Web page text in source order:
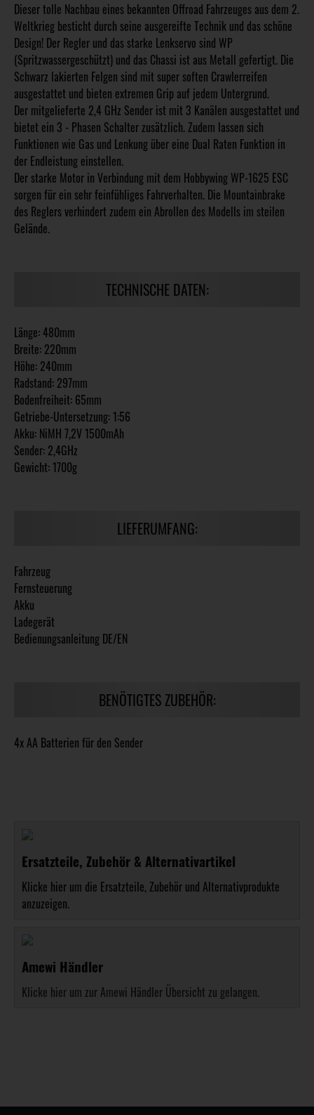
Dieser tolle Nachbau eines bekannten Offroad Fahrzeuges aus dem 2.
Weltkrieg besticht durch seine ausgereifte Technik und das schöne
Design! Der Regler und das starke Lenkservo sind WP
(Spritzwassergeschützt) und das Chassi ist aus Metall gefertigt. Die
Schwarz lakierten Felgen sind mit super soften Crawlerreifen
ausgestattet und bieten extremen Grip auf jedem Untergrund.
Der mitgelieferte 2,4 GHz Sender ist mit 3 Kanälen ausgestattet und
bietet ein 3 - Phasen Schalter zusätzlich. Zudem lassen sich
Funktionen wie Gas und Lenkung über eine Dual Raten Funktion in
der Endleistung einstellen.
Der starke Motor in Verbindung mit dem Hobbywing WP-1625 ESC
sorgen für ein sehr feinfühliges Fahrverhalten. Die Mountainbrake
des Reglers verhindert zudem ein Abrollen des Modells im steilen
Gelände.
TECHNISCHE DATEN:
Länge: 480mm
Breite: 220mm
Höhe: 240mm
Radstand: 297mm
Bodenfreiheit: 65mm
Getriebe-Untersetzung: 1:56
Akku: NiMH 7,2V 1500mAh
Sender: 2,4GHz
Gewicht: 1700g
LIEFERUMFANG:
Fahrzeug
Fernsteuerung
Akku
Ladegerät
Bedienungsanleitung DE/EN
BENÖTIGTES ZUBEHÖR:
4x AA Batterien für den Sender
Ersatzteile, Zubehör & Alternativartikel
Klicke hier um die Ersatzteile, Zubehör und Alternativprodukte
anzuzeigen.
Amewi Händler
Klicke hier um zur Amewi Händler Übersicht zu gelangen.